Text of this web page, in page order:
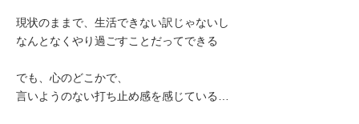
現状のままで、生活できない訳じゃないし
なんとなくやり過ごすことだってできる
でも、心のどこかで、
言いようのない打ち止め感を感じている…